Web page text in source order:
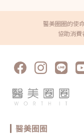
醫美圈圈的使
協助消費
醫美圈圈